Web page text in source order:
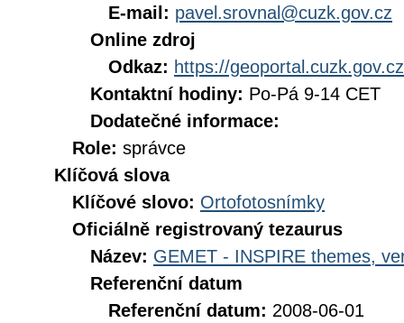
E-mail: pavel.srovnal@cuzk.gov.cz
Online zdroj
Odkaz: https://geoportal.cuzk.gov.cz
Kontaktní hodiny: Po-Pá 9-14 CET
Dodatečné informace:
Role: správce
Klíčová slova
Klíčové slovo: Ortofotosnímky
Oficiálně registrovaný tezaurus
Název: GEMET - INSPIRE themes,
Referenční datum
Referenční datum: 2008-06-01